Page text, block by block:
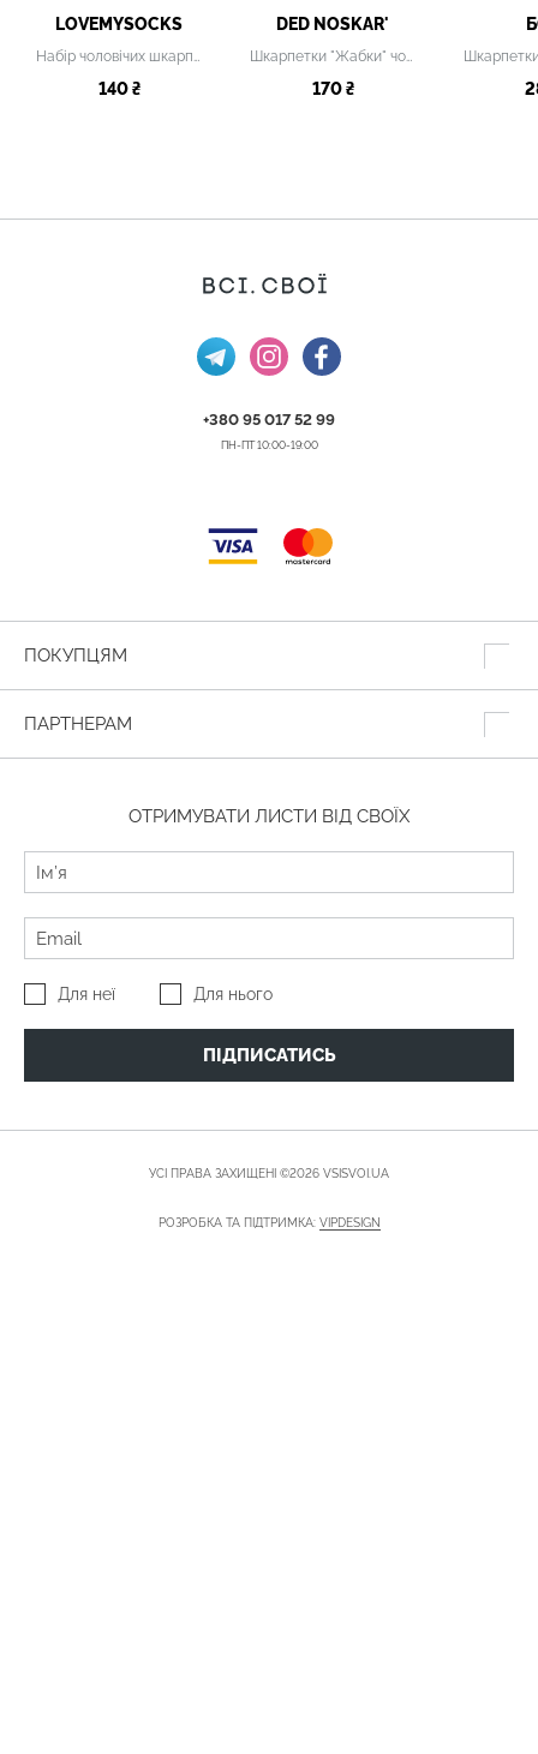
LOVEMYSOCKS
140 ₴
DED NOSKAR'
170 ₴
+380 95 017 52 99
ПН-ПТ 10:00-19:00
ПОКУПЦЯМ
ПАРТНЕРАМ
ОТРИМУВАТИ ЛИСТИ ВІД СВОЇХ
Для неї Для нього
ПІДПИСАТИСЬ
УСІ ПРАВА ЗАХИЩЕНІ ©2026 VSISVOI.UA
РОЗРОБКА ТА ПІДТРИМКА: VIPDESIGN